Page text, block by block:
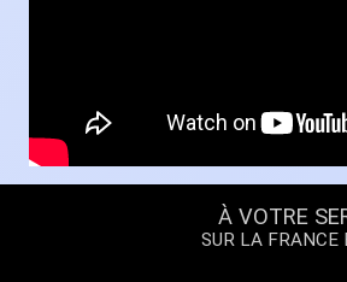
À VOTRE
SUR LA FRANCE